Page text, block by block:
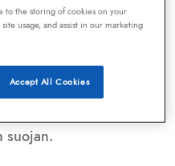
sovelluksen
tuhansia
jos kyseessä on
tai
päivitetään jatkuvasti,
suojan.
to the storing of cookies on your
usage, and assist in our marketing
Accept All Cookies